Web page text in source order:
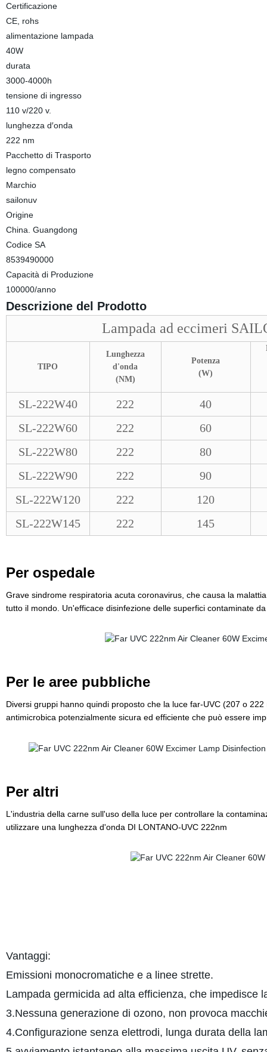
Certificazione
CE, rohs
alimentazione lampada
40W
durata
3000-4000h
tensione di ingresso
110 v/220 v.
lunghezza d′onda
222 nm
Pacchetto di Trasporto
legno compensato
Marchio
sailonuv
Origine
China. Guangdong
Codice SA
8539490000
Capacità di Produzione
100000/anno
Descrizione del Prodotto
Lampada ad eccimeri
TIPO
Lunghezza
d'onda
(NM)
Potenza
(W)
SL-222W40 222
40
SL-222W60
222
60
SL-222W80
222
80
SL-222W90
222
90
SL-222W120
222
120
SL-222W145
222 145
Per ospedale
Grave sindrome respiratoria acuta coronavirus, che causa la
tutto il mondo. Un'efficace disinfezione delle superfici contaminate
Per le aree pubbliche
Diversi gruppi hanno quindi proposto che la luce far-UVC (207 o
antimicrobica potenzialmente sicura ed efficiente che può essere
Per altri
L'industria della carne sull'uso della luce per controllare la
utilizzare una lunghezza d'onda DI LONTANO-UVC 222nm
Vantaggi:
Emissioni monocromatiche e a linee strette.
Lampada germicida ad alta efficienza, che impedisce
3.Nessuna generazione di ozono, non provoca
4.Configurazione senza elettrodi, lunga durata della